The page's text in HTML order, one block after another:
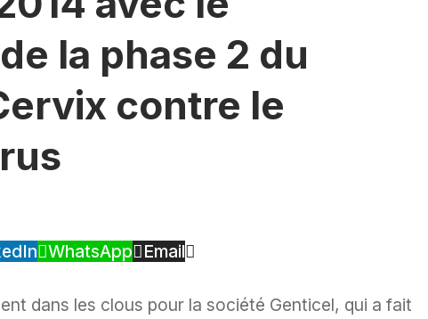
la phase 2 du
contre le
WhatsApp Email
dans les clous pour la société Genticel, qui a fait